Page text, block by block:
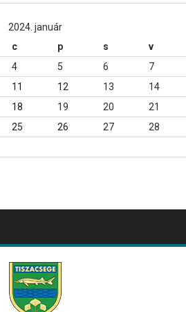
2024. január
c p s
v
4 5 6
7
11 12 13
14
18 19 20
21
25 26 27
28